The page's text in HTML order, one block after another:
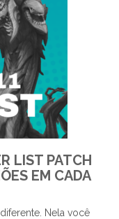
LIST PATCH
EM CADA
Nela você